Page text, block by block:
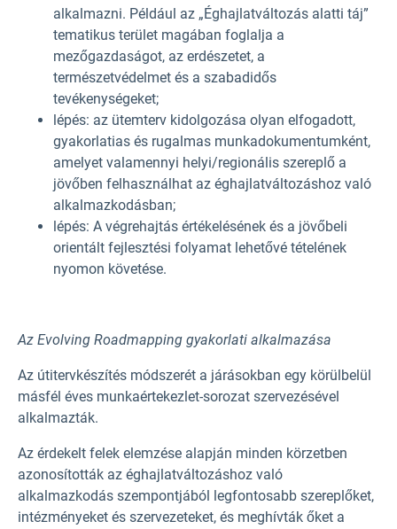
alkalmazni. Például az „Éghajlatváltozás alatti táj”
tematikus terület magában foglalja a
mezőgazdaságot, az erdészetet, a
természetvédelmet és a szabadidős
tevékenységeket;
lépés: az ütemterv kidolgozása olyan elfogadott,
gyakorlatias és rugalmas munkadokumentumként,
amelyet valamennyi helyi/regionális szereplő a
jövőben felhasználhat az éghajlatváltozáshoz való
alkalmazkodásban;
lépés: A végrehajtás értékelésének és a jövőbeli
orientált fejlesztési folyamat lehetővé tételének
nyomon követése.
Az Evolving Roadmapping gyakorlati alkalmazása
Az útitervkészítés módszerét a járásokban egy körülbelül
másfél éves munkaértekezlet-sorozat szervezésével
alkalmazták.
Az érdekelt felek elemzése alapján minden körzetben
azonosították az éghajlatváltozáshoz való
alkalmazkodás szempontjából legfontosabb szereplőket,
intézményeket és szervezeteket, és meghívták őket a